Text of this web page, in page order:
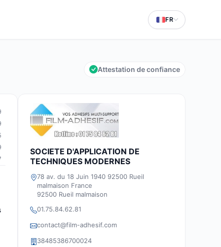
FR
Attestation de confiance
SOCIETE D'APPLICATION DE
TECHNIQUES MODERNES
78 av. du 18 Juin 1940 92500 Rueil
malmaison France
92500 Rueil malmaison
01.75.84.62.81
contact@film-adhesif.com
38485386700024